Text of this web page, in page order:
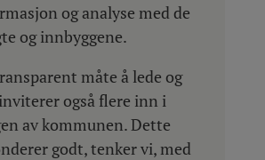
og analyse med de
og innbyggene.
måte å lede og
også flere inn i
av kommunen. Dette
godt, tenker vi, med